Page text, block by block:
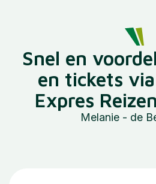
Snel en
en tickets
Expres
Melanie - de